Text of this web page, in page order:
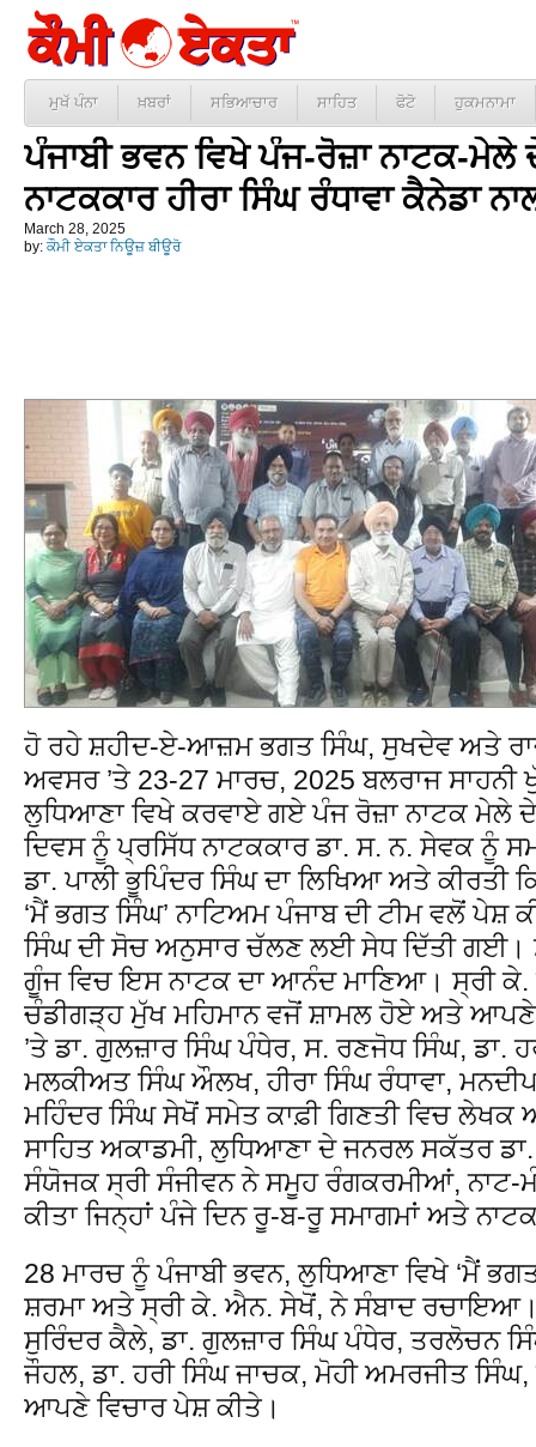
ਮੁਖੱ ਪੰਨਾ ਖ਼ਬਰਾਂ ਸਭਿਆਚਾਰ ਸਾਹਿਤ ਫੋਟੋ ਹੁਕਮਨਾਮਾ
ਪੰਜਾਬੀ ਭਵਨ ਵਿਖੇ ਪੰਜ-ਰੋਜ਼ਾ ਨਾਟਕ-ਮੇਲੇ
ਨਾਟਕਕਾਰ ਹੀਰਾ ਸਿੰਘ ਰੰਧਾਵਾ ਕੈਨੇਡਾ
March 28, 2025
by: ਕੌਮੀ ਏਕਤਾ ਨਿਊਜ਼ ਬੀਊਰੋ
ਹੋ ਰਹੇ ਸ਼ਹੀਦ-ਏ-ਆਜ਼ਮ ਭਗਤ ਸਿੰਘ, ਸੁਖਦੇਵ ਅਤੇ
ਅਵਸਰ ’ਤੇ 23-27 ਮਾਰਚ, 2025 ਬਲਰਾਜ
ਲੁਧਿਆਣਾ ਵਿਖੇ ਕਰਵਾਏ ਗਏ ਪੰਜ ਰੋਜ਼ਾ ਨਾਟਕ ਮੇਲੇ
ਦਿਵਸ ਨੂੰ ਪ੍ਰਸਿੱਧ ਨਾਟਕਕਾਰ ਡਾ. ਸ. ਨ. ਸੇਵਕ ਨੂੰ
ਡਾ. ਪਾਲੀ ਭੂਪਿੰਦਰ ਸਿੰਘ ਦਾ ਲਿਖਿਆ ਅਤੇ ਕੀਰਤੀ
‘ਮੈਂ ਭਗਤ ਸਿੰਘ’ ਨਾਟਿਅਮ ਪੰਜਾਬ ਦੀ ਟੀਮ ਵਲੋਂ ਪੇਸ਼
ਸਿੰਘ ਦੀ ਸੋਚ ਅਨੁਸਾਰ ਚੱਲਣ ਲਈ ਸੇਧ ਦਿੱਤੀ ਗਈ।
ਗੂੰਜ ਵਿਚ ਇਸ ਨਾਟਕ ਦਾ ਆਨੰਦ ਮਾਣਿਆ। ਸ੍ਰੀ
ਚੰਡੀਗੜ੍ਹ ਮੁੱਖ ਮਹਿਮਾਨ ਵਜੋਂ ਸ਼ਾਮਲ ਹੋਏ ਅਤੇ
’ਤੇ ਡਾ. ਗੁਲਜ਼ਾਰ ਸਿੰਘ ਪੰਧੇਰ, ਸ. ਰਣਜੋਧ ਸਿੰਘ, ਡਾ.
ਮਲਕੀਅਤ ਸਿੰਘ ਔਲਖ, ਹੀਰਾ ਸਿੰਘ ਰੰਧਾਵਾ,
ਮਹਿੰਦਰ ਸਿੰਘ ਸੇਖੋਂ ਸਮੇਤ ਕਾਫ਼ੀ ਗਿਣਤੀ ਵਿਚ ਲੇਖਕ
ਸਾਹਿਤ ਅਕਾਡਮੀ, ਲੁਧਿਆਣਾ ਦੇ ਜਨਰਲ ਸਕੱਤਰ
ਸੰਯੋਜਕ ਸ੍ਰੀ ਸੰਜੀਵਨ ਨੇ ਸਮੂਹ ਰੰਗਕਰਮੀਆਂ, ਨਾਟ-
ਕੀਤਾ ਜਿਨ੍ਹਾਂ ਪੰਜੇ ਦਿਨ ਰੂ-ਬ-ਰੂ ਸਮਾਗਮਾਂ ਅਤੇ
28 ਮਾਰਚ ਨੂੰ ਪੰਜਾਬੀ ਭਵਨ, ਲੁਧਿਆਣਾ ਵਿਖੇ ‘ਮੈਂ
ਸ਼ਰਮਾ ਅਤੇ ਸ੍ਰੀ ਕੇ. ਐਨ. ਸੇਖੋਂ, ਨੇ ਸੰਬਾਦ ਰਚਾਇਆ।
ਸੁਰਿੰਦਰ ਕੈਲੇ, ਡਾ. ਗੁਲਜ਼ਾਰ ਸਿੰਘ ਪੰਧੇਰ, ਤਰਲੋਚਨ
ਜੌਹਲ, ਡਾ. ਹਰੀ ਸਿੰਘ ਜਾਚਕ, ਮੋਹੀ ਅਮਰਜੀਤ
ਆਪਣੇ ਵਿਚਾਰ ਪੇਸ਼ ਕੀਤੇ।